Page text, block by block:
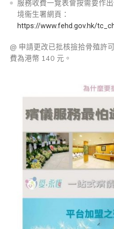
服務收費一覽表會按需要作
境衞生署網頁：
https://www.fehd.gov.hk/
@ 申請更改已批核撿拾骨殖許
費為港幣 140 元。